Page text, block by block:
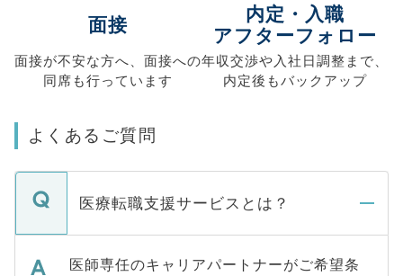
面接
面接が不安な方へ、 面接への
同席も行っています
内定・入職
アフターフォロー
年収交渉や入社日調整まで、
内定後もバックアップ
よくあるご質問
医療転職支援サービスとは？
医師専任のキャリアパートナーがご希望条